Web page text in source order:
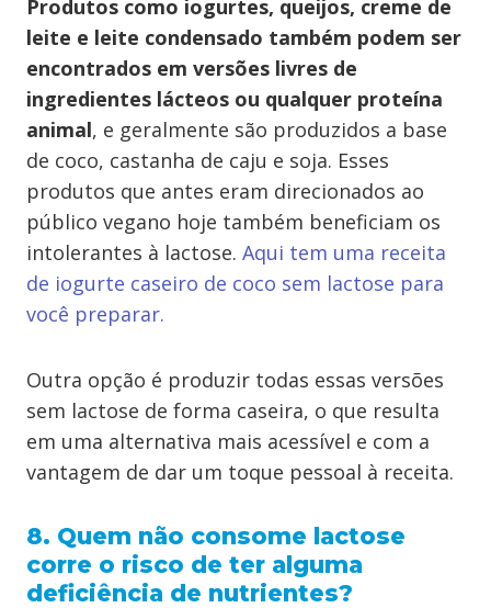
Produtos como iogurtes, queijos, creme de
leite e leite condensado também podem ser
encontrados em versões livres de
ingredientes lácteos ou qualquer proteína
animal, e geralmente são produzidos a base
de coco, castanha de caju e soja. Esses
produtos que antes eram direcionados ao
público vegano hoje também beneficiam os
intolerantes à lactose. Aqui tem uma receita
de iogurte caseiro de coco sem lactose para
você preparar.
Outra opção é produzir todas essas versões
sem lactose de forma caseira, o que resulta
em uma alternativa mais acessível e com a
vantagem de dar um toque pessoal à receita.
8. Quem não consome lactose
corre o risco de ter alguma
deficiência de nutrientes?